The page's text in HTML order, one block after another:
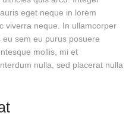
eget neque in lorem
viverra neque. In ullamcorper
sem eu purus posuere
mollis, mi et
nulla, sed placerat nulla